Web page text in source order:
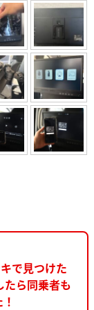
で見つけた
ら同乗者も